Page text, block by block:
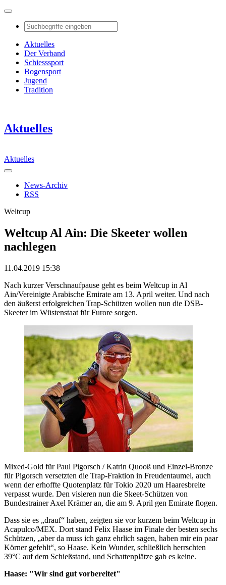
Aktuelles
Der Verband
Schiesssport
Bogensport
Jugend
Tradition
Aktuelles
Aktuelles
News-Archiv
RSS
Weltcup
Weltcup Al Ain: Die Skeeter wollen
nachlegen
11.04.2019 15:38
Nach kurzer Verschnaufpause geht es beim Weltcup in Al
Ain/Vereinigte Arabische Emirate am 13. April weiter. Und nach
den äußerst erfolgreichen Trap-Schützen wollen nun die DSB-
Skeeter im Wüstenstaat für Furore sorgen.
Mixed-Gold für Paul Pigorsch / Katrin Quooß und Einzel-Bronze
für Pigorsch versetzten die Trap-Fraktion in Freudentaumel, auch
wenn der erhoffte Quotenplatz für Tokio 2020 um Haaresbreite
verpasst wurde. Den visieren nun die Skeet-Schützen von
Bundestrainer Axel Krämer an, die am 9. April gen Emirate flogen.
Dass sie es „drauf“ haben, zeigten sie vor kurzem beim Weltcup in
Acapulco/MEX. Dort stand Felix Haase im Finale der besten sechs
Schützen, „aber da muss ich ganz ehrlich sagen, haben mir ein paar
Körner gefehlt“, so Haase. Kein Wunder, schließlich herrschten
39°C auf dem Schießstand, und Schattenplätze gab es keine.
Haase: "Wir sind gut vorbereitet"